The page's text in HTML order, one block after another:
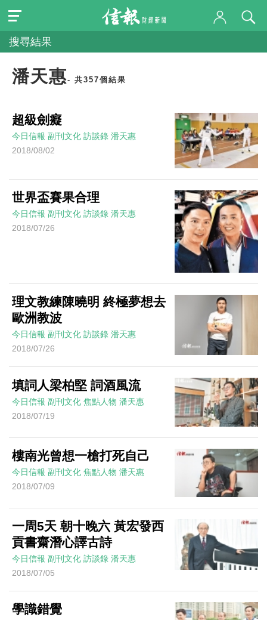
搜尋結果
潘天惠- 共357個結果
超級劍癡
今日信報 副刊文化 訪談錄 潘天惠
2018/08/02
世界盃賽果合理
今日信報 副刊文化 訪談錄 潘天惠
2018/07/26
理文教練陳曉明 終極夢想去
歐洲教波
今日信報 副刊文化 訪談錄 潘天惠
2018/07/26
填詞人梁柏堅 詞酒風流
今日信報 副刊文化 焦點人物 潘天惠
2018/07/19
樓南光曾想一槍打死自己
今日信報 副刊文化 焦點人物 潘天惠
2018/07/09
一周5天 朝十晚六 黃宏發西
貢書齋潛心譯古詩
今日信報 副刊文化 訪談錄 潘天惠
2018/07/05
學識錯覺